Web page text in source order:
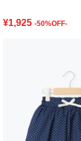
¥1,925 -50%OFF-